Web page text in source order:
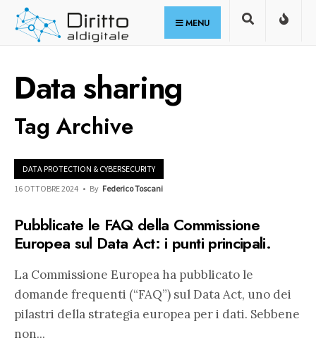
Skip
MENU
Data sharing
Tag Archive
DATA PROTECTION & CYBERSECURITY
16 OTTOBRE 2024 • By Federico Toscani
Pubblicate le FAQ della Commissione
Europea sul Data Act: i punti principali.
La Commissione Europea ha pubblicato le
domande frequenti (“FAQ”) sul Data Act, uno dei
pilastri della strategia europea per i dati. Sebbene
non...